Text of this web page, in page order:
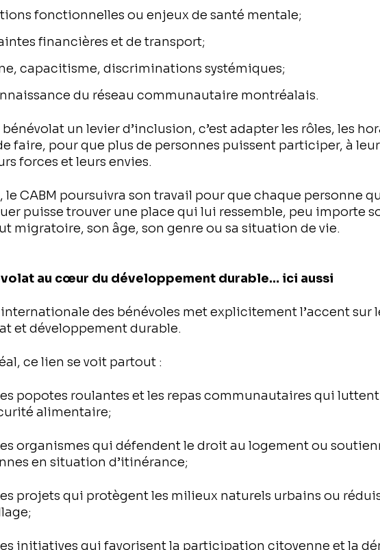
fonctionnelles ou enjeux de santé mentale;
financières et de transport;
capacitisme, discriminations systémiques;
du réseau communautaire montréalais.
bénévolat un levier d’inclusion, c’est adapter les rôles, les
faire, pour que plus de personnes puissent participer, à
forces et leurs envies.
le CABM poursuivra son travail pour que chaque personne
puisse trouver une place qui lui ressemble, peu importe
migratoire, son âge, son genre ou sa situation de vie.
au cœur du développement durable… ici aussi
internationale des bénévoles met explicitement l’accent sur
et développement durable.
ce lien se voit partout :
popotes roulantes et les repas communautaires qui
alimentaire;
organismes qui défendent le droit au logement ou
en situation d’itinérance;
projets qui protègent les milieux naturels urbains ou
initiatives qui favorisent la participation citoyenne et la